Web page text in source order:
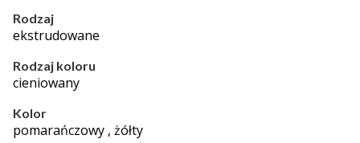
Rodzaj
ekstrudowane
Rodzaj koloru
cieniowany
Kolor
pomarańczowy , żółty